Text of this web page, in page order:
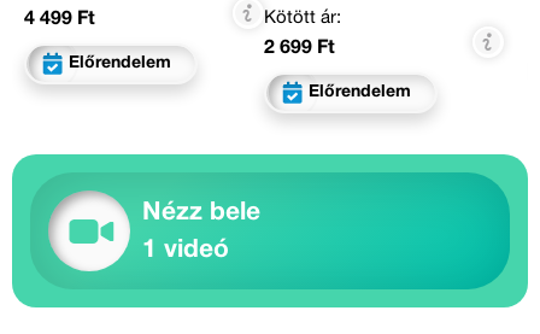
4 499 Ft
Előrendelem
Kötött ár:
2 699 Ft
Előrendelem
Nézz bele
1 videó